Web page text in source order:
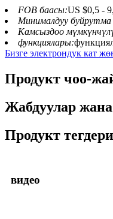
FOB баасы:US $0,5 -
Минималдуу
Камсыздоо
функциялары:
Бизге электрондук кат
Продукт чоо-
Жабдуулар
Продукт тегдери
видео